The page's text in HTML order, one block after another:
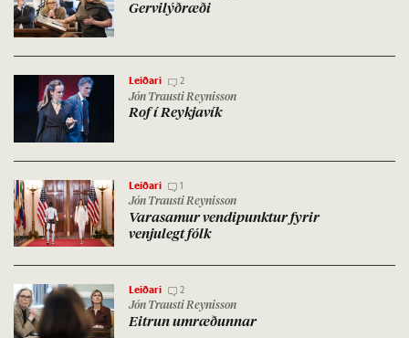
Gervi­lýð­ræði
Leiðari 2
Jón Trausti Reynisson
Rof í Reykja­vík
Leiðari 1
Jón Trausti Reynisson
Vara­sam­ur vendipunkt­ur fyr­ir
venju­legt fólk
Leiðari 2
Jón Trausti Reynisson
Eitrun um­ræð­unn­ar